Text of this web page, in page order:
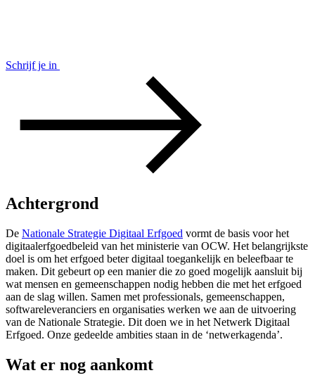
Schrijf je in
Achtergrond
De Nationale Strategie Digitaal Erfgoed vormt de basis voor het
digitaalerfgoedbeleid van het ministerie van OCW. Het belangrijkste
doel is om het erfgoed beter digitaal toegankelijk en beleefbaar te
maken. Dit gebeurt op een manier die zo goed mogelijk aansluit bij
wat mensen en gemeenschappen nodig hebben die met het erfgoed
aan de slag willen. Samen met professionals, gemeenschappen,
softwareleveranciers en organisaties werken we aan de uitvoering
van de Nationale Strategie. Dit doen we in het Netwerk Digitaal
Erfgoed. Onze gedeelde ambities staan in de ‘netwerkagenda’.
Wat er nog aankomt